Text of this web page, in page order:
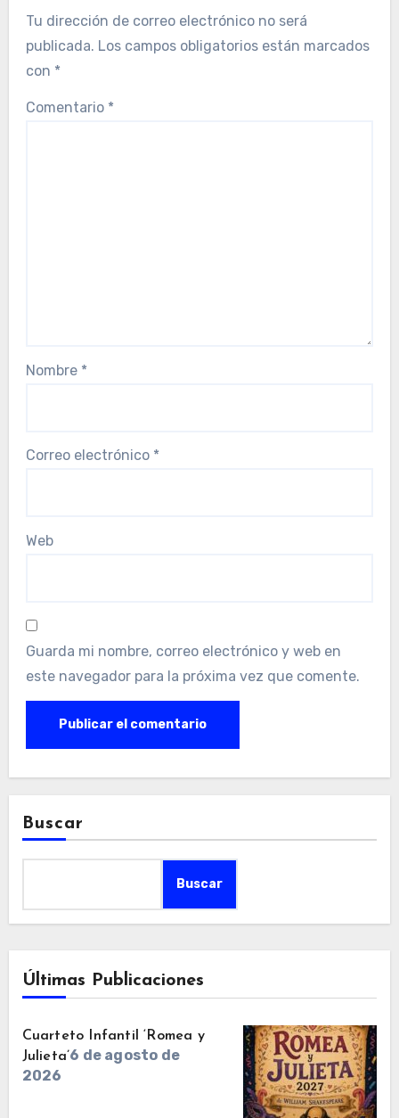
Tu dirección de correo electrónico no será
publicada. Los campos obligatorios están marcados
con *
Comentario *
Nombre *
Correo electrónico *
Web
Guarda mi nombre, correo electrónico y web en
este navegador para la próxima vez que comente.
Buscar
Buscar
Últimas Publicaciones
Cuarteto Infantil ‘Romea y
Julieta’6 de agosto de
2026